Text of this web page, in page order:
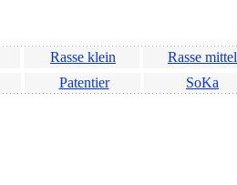
Rasse klein Rasse mittel
Patentier SoKa